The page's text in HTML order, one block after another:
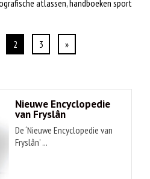
atlassen, handboeken sport
2 3 »
Nieuwe Encyclopedie
van Fryslân
De ‘Nieuwe Encyclopedie van
Fryslân’ ...